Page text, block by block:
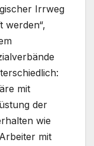
Irrweg
werden“,
mit
der
wie
mit